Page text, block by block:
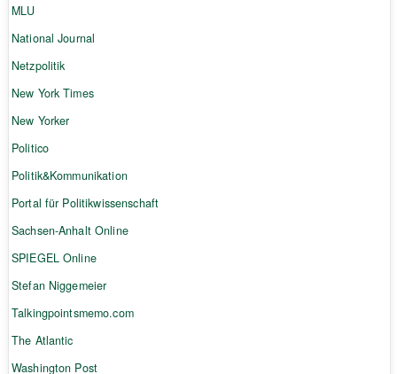
MLU
National Journal
Netzpolitik
New York Times
New Yorker
Politico
Politik&Kommunikation
Portal für Politikwissenschaft
Sachsen-Anhalt Online
SPIEGEL Online
Stefan Niggemeier
Talkingpointsmemo.com
The Atlantic
Washington Post